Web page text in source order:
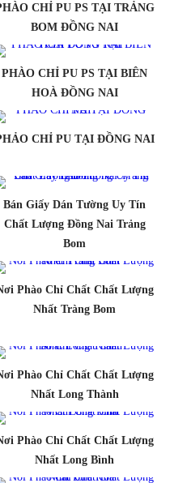
CHỈ PU PS TẠI TRẢNG
BOM ĐỒNG NAI
PHÀO CHỈ PU PS TẠI BIÊN
HOÀ ĐỒNG NAI
CHỈ PU TẠI ĐỒNG NAI
Bán Giấy Dán Tường Uy Tín
Chất Lượng Đồng Nai Trảng
Bom
Phào Chỉ Chất Chất Lượng
Nhất Tràng Bom
Phào Chỉ Chất Chất Lượng
Nhất Long Thành
Phào Chỉ Chất Chất Lượng
Nhất Long Bình